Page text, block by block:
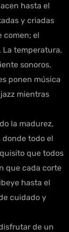
hasta el
y criadas
comen; el
temperatura,
sonoros,
ponen música
mientras
la madurez,
donde todo el
que todos
que cada corte
hasta el
cuidado y
de un